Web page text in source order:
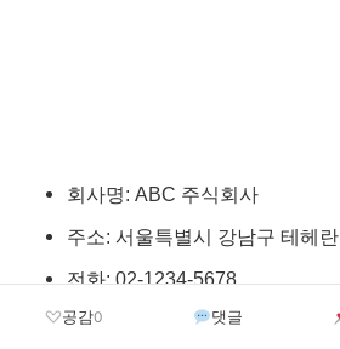
회사명: ABC 주식회사
주소: 서울특별시 강남구 테헤
전화: 02-1234-5678
이메일: abc@company.com
공감0 댓글